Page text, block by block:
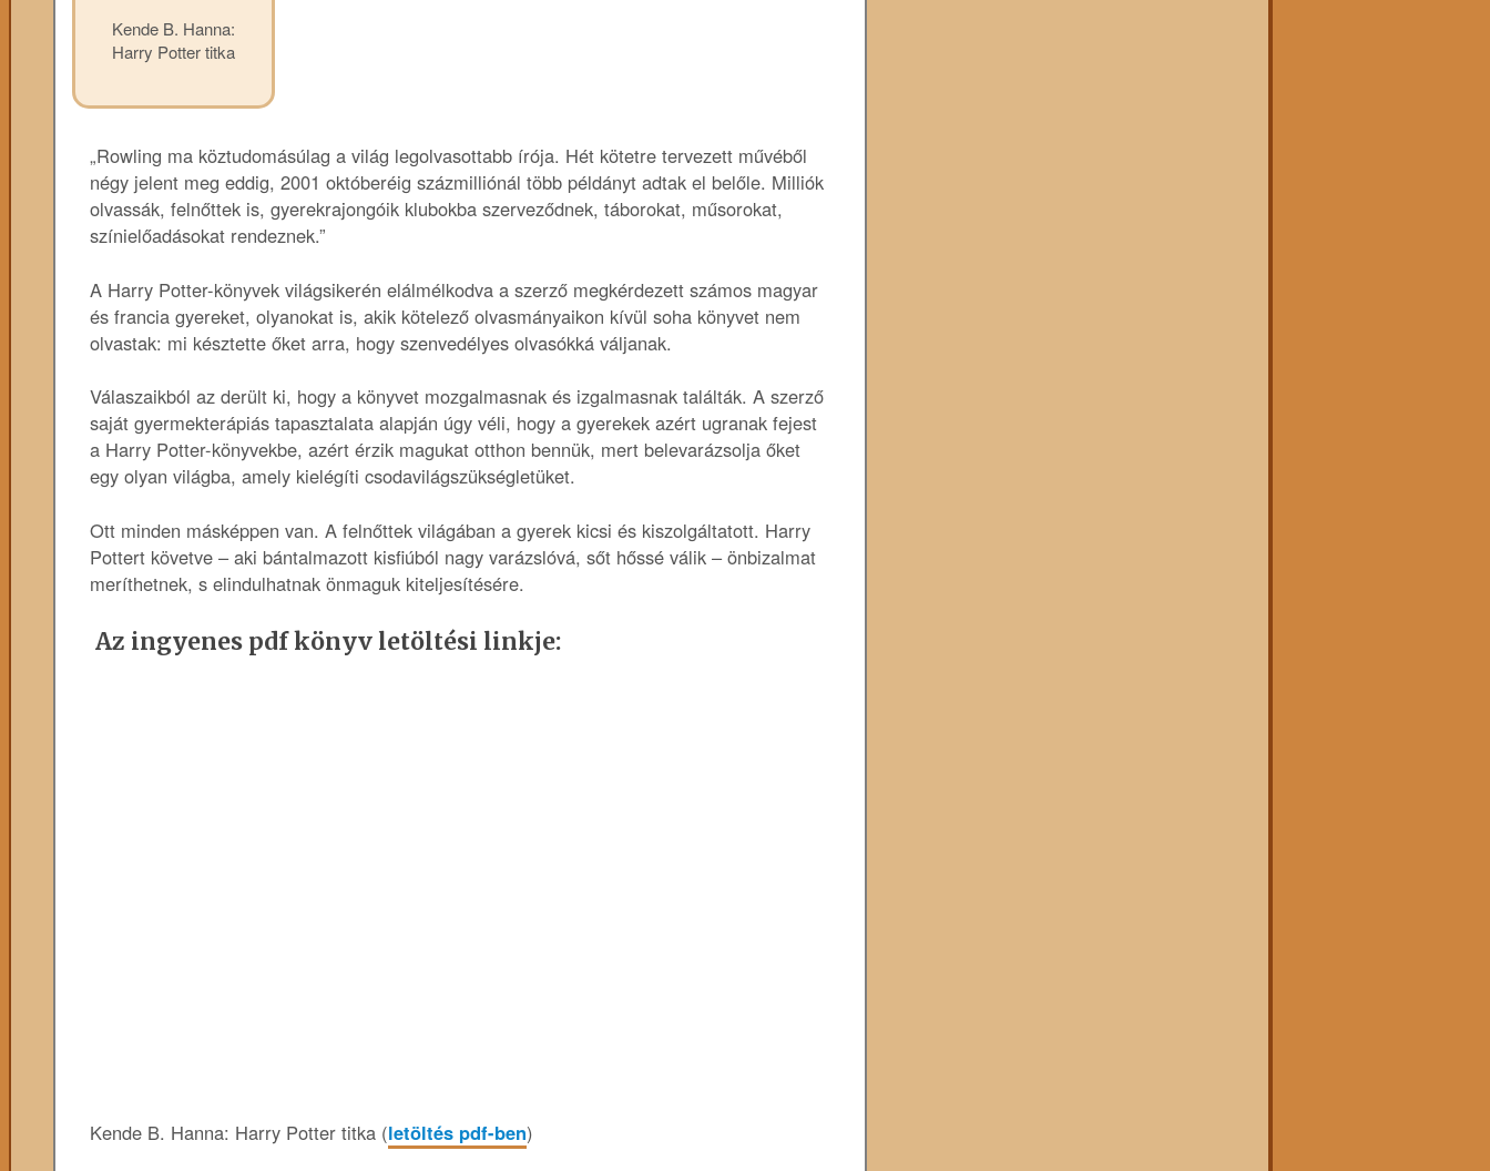
Kende B. Hanna:
Harry Potter titka
„Rowling ma köztudomásúlag a világ legolvasottabb írója. Hét kötetre tervezett művéből
négy jelent meg eddig, 2001 októberéig százmilliónál több példányt adtak el belőle. Milliók
olvassák, felnőttek is, gyerekrajongóik klubokba szerveződnek, táborokat, műsorokat,
színielőadásokat rendeznek.”
A Harry Potter-könyvek világsikerén elálmélkodva a szerző megkérdezett számos magyar
és francia gyereket, olyanokat is, akik kötelező olvasmányaikon kívül soha könyvet nem
olvastak: mi késztette őket arra, hogy szenvedélyes olvasókká váljanak.
Válaszaikból az derült ki, hogy a könyvet mozgalmasnak és izgalmasnak találták. A szerző
saját gyermekterápiás tapasztalata alapján úgy véli, hogy a gyerekek azért ugranak fejest
a Harry Potter-könyvekbe, azért érzik magukat otthon bennük, mert belevarázsolja őket
egy olyan világba, amely kielégíti csodavilágszükségletüket.
Ott minden másképpen van. A felnőttek világában a gyerek kicsi és kiszolgáltatott. Harry
Pottert követve – aki bántalmazott kisfiúból nagy varázslóvá, sőt hőssé válik – önbizalmat
meríthetnek, s elindulhatnak önmaguk kiteljesítésére.
Az ingyenes pdf könyv letöltési linkje:
Kende B. Hanna: Harry Potter titka (letöltés pdf-ben)